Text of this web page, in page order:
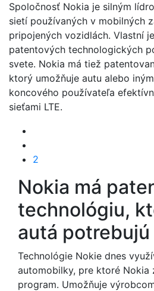
Spoločnosť Nokia je silným
sietí používaných v mobilných
pripojených vozidlách. Vlastní
patentových technologických
svete. Nokia má tiež
ktorý umožňuje autu alebo
koncového používateľa
sieťami LTE.
2
Nokia má
technológiu,
autá potrebujú
Technológie Nokie dnes
automobilky, pre ktoré Nokia
program. Umožňuje